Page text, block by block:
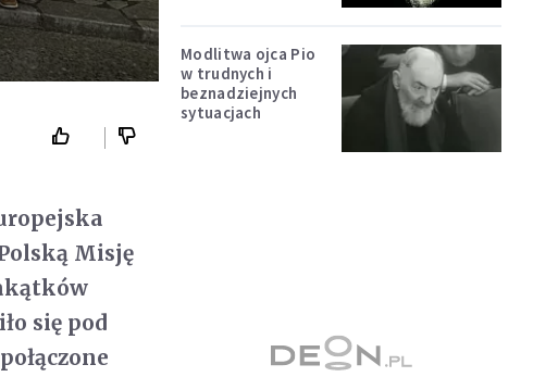
Misję
się pod
Modlitwa ojca Pio
w trudnych i
beznadziejnych
sytuacjach